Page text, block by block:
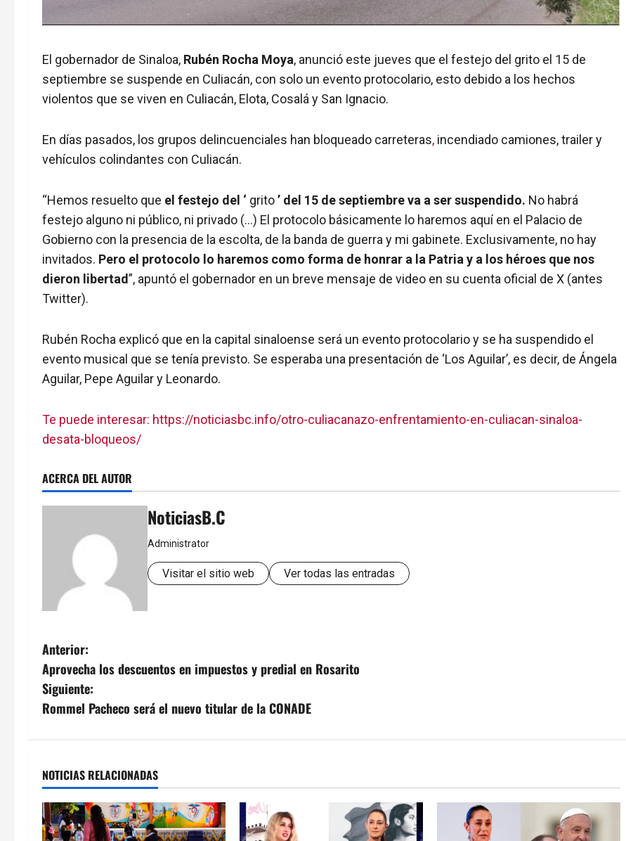
El gobernador de Sinaloa, Rubén Rocha Moya, anunció este jueves que el festejo del grito el 15 de
septiembre se suspende en Culiacán, con solo un evento protocolario, esto debido a los hechos
violentos que se viven en Culiacán, Elota, Cosalá y San Ignacio.
En días pasados, los grupos delincuenciales han bloqueado carreteras, incendiado camiones, trailer y
vehículos colindantes con Culiacán.
“Hemos resuelto que el festejo del ‘ grito’ del 15 de septiembre va a ser suspendido. No habrá
festejo alguno ni público, ni privado (…) El protocolo básicamente lo haremos aquí en el Palacio de
Gobierno con la presencia de la escolta, de la banda de guerra y mi gabinete. Exclusivamente, no hay
invitados. Pero el protocolo lo haremos como forma de honrar a la Patria y a los héroes que nos
dieron libertad”, apuntó el gobernador en un breve mensaje de video en su cuenta oficial de X (antes
Twitter).
Rubén Rocha explicó que en la capital sinaloense será un evento protocolario y se ha suspendido el
evento musical que se tenía previsto. Se esperaba una presentación de ‘Los Aguilar’, es decir, de Ángela
Aguilar, Pepe Aguilar y Leonardo.
Te puede interesar: https://noticiasbc.info/otro-culiacanazo-enfrentamiento-en-culiacan-sinaloa-
desata-bloqueos/
ACERCA DEL AUTOR
NoticiasB.C
Administrator
Visitar el sitio web Ver todas las entradas
N
a
v
g
a
c
Anterior:
Aprovecha los descuentos en impuestos y predial en Rosarito
Siguiente:
Rommel Pacheco será el nuevo titular de la CONADE
NOTICIAS RELACIONADAS